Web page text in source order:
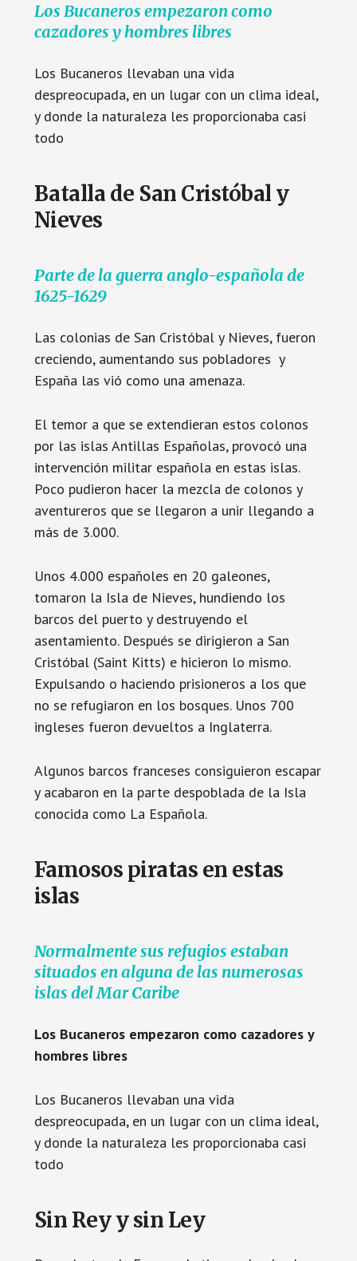
Los Bucaneros empezaron como
cazadores y hombres libres
Los Bucaneros llevaban una vida
despreocupada, en un lugar con un clima ideal,
y donde la naturaleza les proporcionaba casi
todo
Batalla de San Cristóbal y
Nieves
Parte de la guerra anglo-española de
1625-1629
Las colonias de San Cristóbal y Nieves, fueron
creciendo, aumentando sus pobladores y
España las vió como una amenaza.
El temor a que se extendieran estos colonos
por las islas Antillas Españolas, provocó una
intervención militar española en estas islas.
Poco pudieron hacer la mezcla de colonos y
aventureros que se llegaron a unir llegando a
más de 3.000.
Unos 4.000 españoles en 20 galeones,
tomaron la Isla de Nieves, hundiendo los
barcos del puerto y destruyendo el
asentamiento. Después se dirigieron a San
Cristóbal (Saint Kitts) e hicieron lo mismo.
Expulsando o haciendo prisioneros a los que
no se refugiaron en los bosques. Unos 700
ingleses fueron devueltos a Inglaterra.
Algunos barcos franceses consiguieron escapar
y acabaron en la parte despoblada de la Isla
conocida como La Española.
Famosos piratas en estas
islas
Normalmente sus refugios estaban
situados en alguna de las numerosas
islas del Mar Caribe
Los Bucaneros empezaron como cazadores y
hombres libres
Los Bucaneros llevaban una vida
despreocupada, en un lugar con un clima ideal,
y donde la naturaleza les proporcionaba casi
todo
Sin Rey y sin Ley